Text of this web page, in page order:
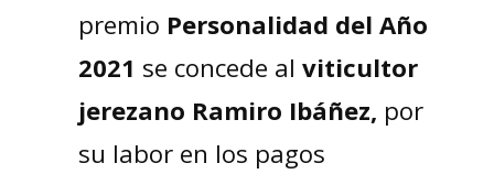
premio Personalidad del Año
2021 se concede al viticultor
jerezano Ramiro Ibáñez, por
su labor en los pagos